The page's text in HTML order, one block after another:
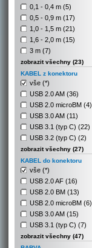
0,1 - 0,4 m (5)
0,5 - 0,9 m (17)
1,0 - 1,5 m (21)
1,6 - 2,0 m (15)
3 m (7)
zobrazit všechny (23)
KABEL z konektoru
vše (*)
USB 2.0 AM (36)
USB 2.0 microBM (4)
USB 3.0 AM (11)
USB 3.1 (typ C) (22)
USB 3.2 (typ C) (2)
zobrazit všechny (27)
KABEL do konektoru
vše (*)
USB 2.0 AF (16)
USB 2.0 BM (13)
USB 2.0 microBM (6)
USB 3.0 AM (15)
USB 3.1 (typ C) (7)
zobrazit všechny (47)